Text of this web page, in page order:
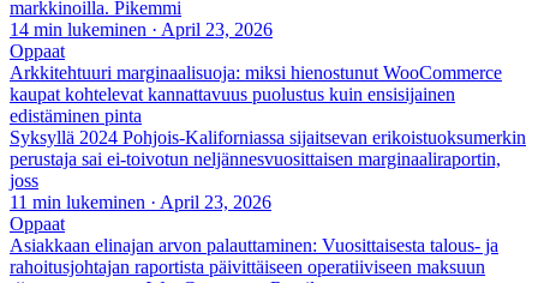
markkinoilla. Pikemmi
14 min lukeminen · April 23, 2026
Oppaat
Arkkitehtuuri marginaalisuoja: miksi hienostunut WooCommerce
kaupat kohtelevat kannattavuus puolustus kuin ensisijainen
edistäminen pinta
Syksyllä 2024 Pohjois-Kaliforniassa sijaitsevan erikoistuoksumerkin
perustaja sai ei-toivotun neljännesvuosittaisen marginaaliraportin,
joss
11 min lukeminen · April 23, 2026
Oppaat
Asiakkaan elinajan arvon palauttaminen: Vuosittaisesta talous- ja
rahoitusjohtajan raportista päivittäiseen operatiiviseen maksuun